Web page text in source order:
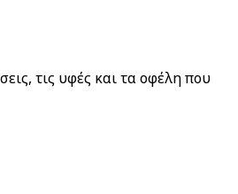
τις υφές και τα οφέλη που